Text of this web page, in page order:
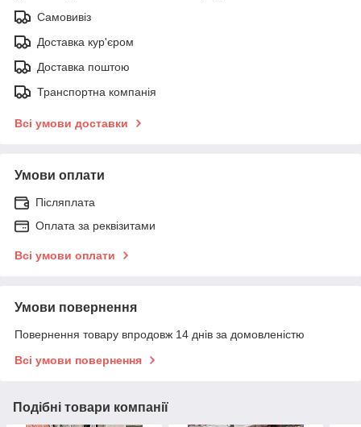
Самовивіз
Доставка кур'єром
Доставка поштою
Транспортна компанія
Всі умови доставки
Умови оплати
Післяплата
Оплата за реквізитами
Всі умови оплати
Умови повернення
Повернення товару впродовж 14 днів за домовленістю
Всі умови повернення
Подібні товари компанії